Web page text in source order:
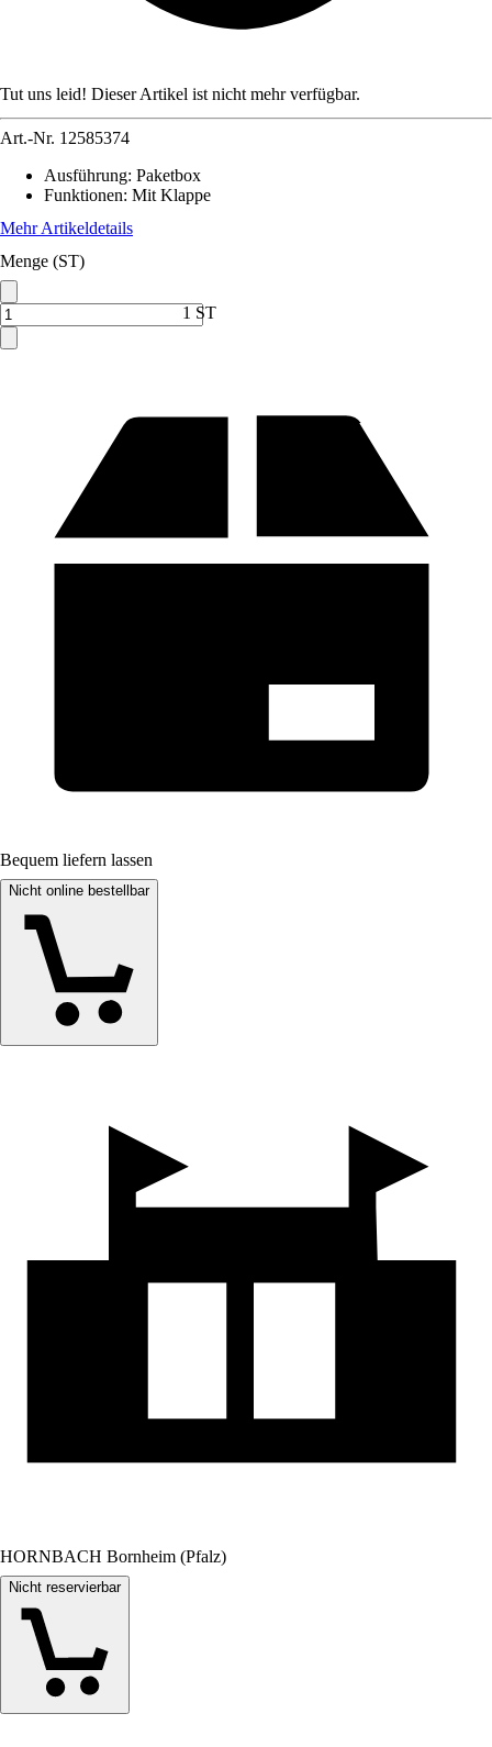
Tut uns leid! Dieser Artikel ist nicht mehr verfügbar.
Art.-Nr. 12585374
Ausführung: Paketbox
Funktionen: Mit Klappe
Mehr Artikeldetails
Menge (ST)
1 ST
Bequem liefern lassen
Nicht online bestellbar
HORNBACH Bornheim (Pfalz)
Nicht reservierbar